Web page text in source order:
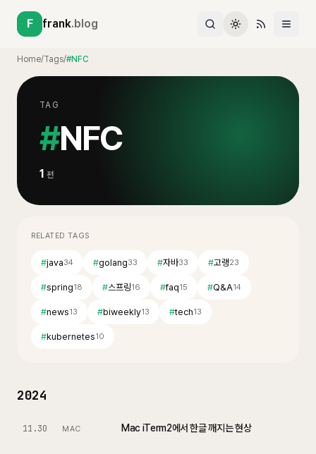
F frank.blog
Home/Tags/#NFC
TAG
#NFC
1 편
RELATED TAGS
#java34 #golang33 #자바33 #고랭23
#spring18 #스프링16 #faq15 #Q&A14
#news13 #biweekly13 #tech13
#kubernetes10
2024
11.30 MAC Mac iTerm2에서 한글 깨지는 현상